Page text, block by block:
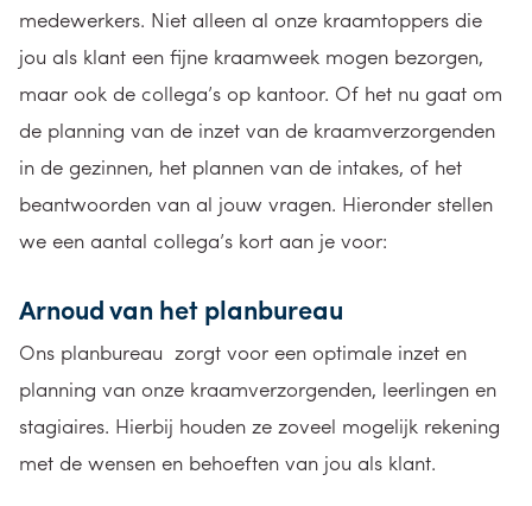
medewerkers. Niet alleen al onze kraamtoppers die
jou als klant een fijne kraamweek mogen bezorgen,
maar ook de collega’s op kantoor. Of het nu gaat om
de planning van de inzet van de kraamverzorgenden
in de gezinnen, het plannen van de intakes, of het
beantwoorden van al jouw vragen. Hieronder stellen
we een aantal collega’s kort aan je voor:
Arnoud van het planbureau
Ons planbureau zorgt voor een optimale inzet en
planning van onze kraamverzorgenden, leerlingen en
stagiaires. Hierbij houden ze zoveel mogelijk rekening
met de wensen en behoeften van jou als klant.